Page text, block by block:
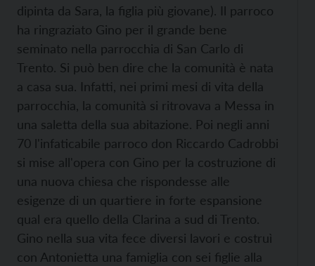
dipinta da Sara, la figlia più giovane). Il parroco
ha ringraziato Gino per il grande bene
seminato nella parrocchia di San Carlo di
Trento. Si può ben dire che la comunità è nata
a casa sua. Infatti, nei primi mesi di vita della
parrocchia, la comunità si ritrovava a Messa in
una saletta della sua abitazione. Poi negli anni
70 l'infaticabile parroco don Riccardo Cadrobbi
si mise all'opera con Gino per la costruzione di
una nuova chiesa che rispondesse alle
esigenze di un quartiere in forte espansione
qual era quello della Clarina a sud di Trento.
Gino nella sua vita fece diversi lavori e costruì
con Antonietta una famiglia con sei figlie alla